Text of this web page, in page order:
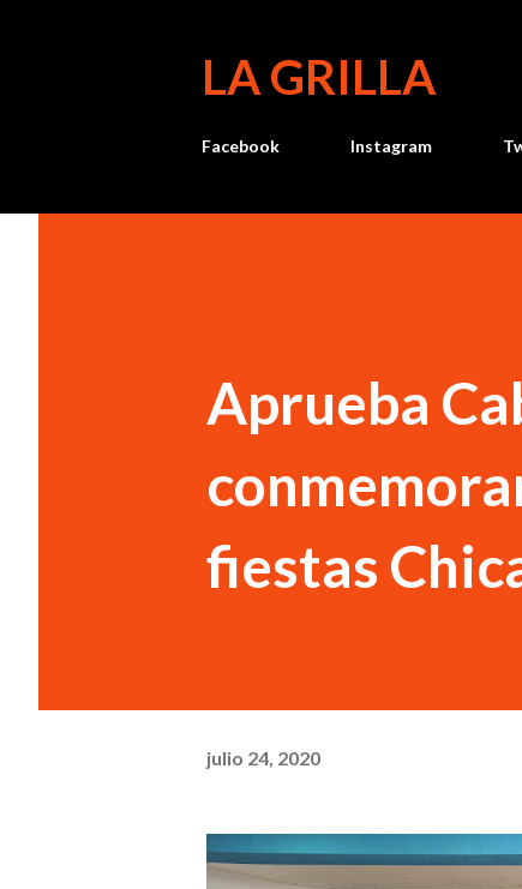
LA GRILLA
Facebook Instagram
Aprueba
fiestas
julio 24, 2020